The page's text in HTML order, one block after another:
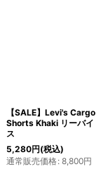
【SALE】Levi's Cargo
Shorts Khaki リーバイ
ス
5,280円(税込)
通常販売価格: 8,800円